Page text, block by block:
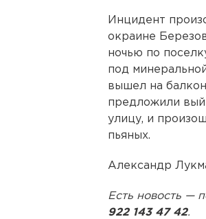
Инцидент
окраине
ночью по
под
вышел на
предложили
улицу, и
пьяных.
Александр
Есть новость —
922 143 47 42.